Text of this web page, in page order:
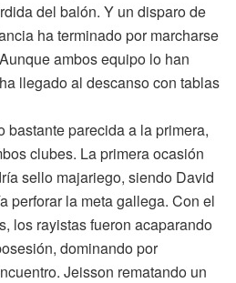
del balón. Y un disparo de
ha terminado por marcharse
ambos equipo lo han
llegado al descanso con tablas
bastante parecida a la primera,
clubes. La primera ocasión
sello majariego, siendo David
perforar la meta gallega. Con el
los rayistas fueron acaparando
dominando por
Jeisson rematando un